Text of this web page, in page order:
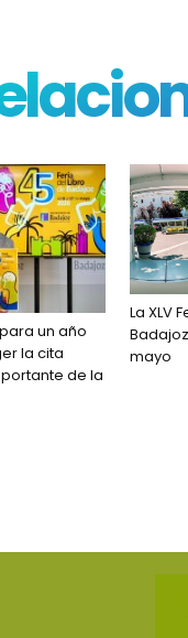
un año
la cita
de la
La XLV
mayo